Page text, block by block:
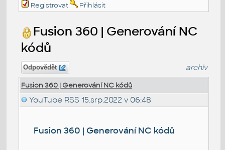
Registrovat
Přihlásit
Fusion 360 | Generování NC
kódů
Odpovědět archiv
Fusion 360 | Generování NC kódů
YouTube RSS 15.srp.2022 v 06:48
Fusion 360 | Generování NC kódů